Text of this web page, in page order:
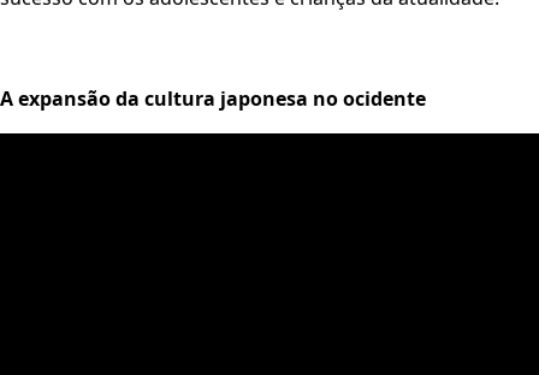
A expansão da cultura japonesa no ocidente